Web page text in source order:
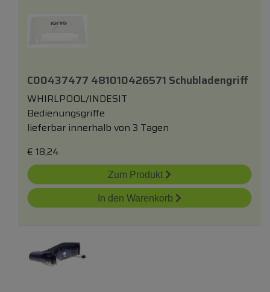
C00437477 481010426571 Schubladengriff
WHIRLPOOL/INDESIT
Bedienungsgriffe
lieferbar innerhalb von 3 Tagen
€ 18,24
Zum Produkt
In den Warenkorb